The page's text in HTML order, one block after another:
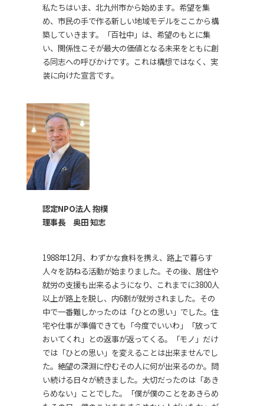
私たちはいま、北九州市から始めます。希望を集
め、市民の手で作る新しい地域モデルをここから構
築していきます。「百社中」は、希望のもとに集
い、関係性こそが最大の価値となる未来をともに創
る同志への呼びかけです。これは構想ではなく、実
装に向けた宣言です。
認定NPO法人 抱樸
理事長 奥田 知志
1988年12月、わずかな食料を携え、路上で暮らす
人々を訪ねる活動が始まりました。その後、居住や
就労の支援も出来るようになり、これまでに3800人
以上が路上を脱し、内6割が就労されました。その
中で一番難しかったのは「ひとの思い」でした。住
宅や仕事が準備できても「今度でいいわ」「放って
おいてくれ」との返事が返ってくる。「モノ」だけ
では「ひとの思い」を変えることは出来ませんでし
た。絶望の深淵に佇むその人に何が出来るのか。問
い続ける日々が続きました。大切だったのは「あき
らめない」ことでした。「僕が僕のことをあきらめ